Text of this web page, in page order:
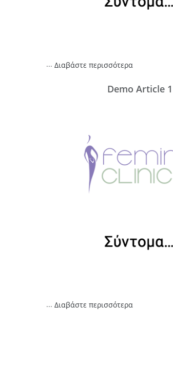
... Διαβάστε περισσότερα
Demo Article 1
... Διαβάστε περισσότερα